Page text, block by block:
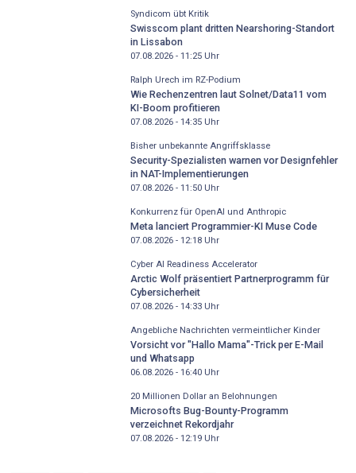
Syndicom übt Kritik
Swisscom plant dritten Nearshoring-Standort
in Lissabon
07.08.2026 - 11:25Uhr
Ralph Urech im RZ-Podium
Wie Rechenzentren laut Solnet/Data11 vom
KI-Boom profitieren
07.08.2026 - 14:35Uhr
Bisher unbekannte Angriffsklasse
Security-Spezialisten warnen vor Designfehler
in NAT-Implementierungen
07.08.2026 - 11:50Uhr
Konkurrenz für OpenAI und Anthropic
Meta lanciert Programmier-KI Muse Code
07.08.2026 - 12:18Uhr
Cyber AI Readiness Accelerator
Arctic Wolf präsentiert Partnerprogramm für
Cybersicherheit
07.08.2026 - 14:33Uhr
Angebliche Nachrichten vermeintlicher Kinder
Vorsicht vor "Hallo Mama"-Trick per E-Mail
und Whatsapp
06.08.2026 - 16:40Uhr
20 Millionen Dollar an Belohnungen
Microsofts Bug-Bounty-Programm
verzeichnet Rekordjahr
07.08.2026 - 12:19Uhr